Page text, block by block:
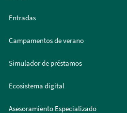
Entradas
Campamentos de verano
Simulador de préstamos
Ecosistema digital
Asesoramiento Especializado